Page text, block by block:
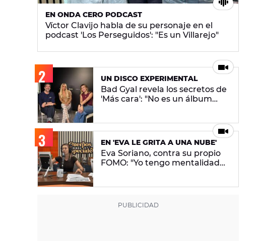
EN ONDA CERO PODCAST
Víctor Clavijo habla de su personaje en el
podcast 'Los Perseguidos': "Es un Villarejo"
UN DISCO EXPERIMENTAL
Bad Gyal revela los secretos de
'Más cara': "No es un álbum
EN 'EVA LE GRITA A UNA NUBE'
Eva Soriano, contra su propio
FOMO: "Yo tengo mentalidad